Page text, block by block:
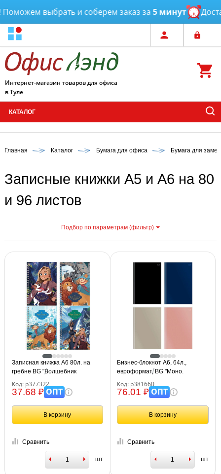
выбрать и соберем заказ за 5 минут
Интернет-магазин товаров для офиса
в Туле
КАТАЛОГ
Главная Каталог Бумага для офиса Бумага для
Записные книжки А5 и А6 на 80
и 96 листов
Подбор по параметрам (фильтр)
Записная книжка А6 80л. на
гребне BG "Волшебник
Изумрудного Города"
Код: р377322
37.68 ₽ОПТ
В корзину
Сравнить
шт
Бизнес-блокнот А6, 64л.,
евроформат, BG "Моно.
Классические цвета", soft-touch
ламинация
Код: р381660
76.01 ₽ОПТ
В корзину
Сравнить
шт